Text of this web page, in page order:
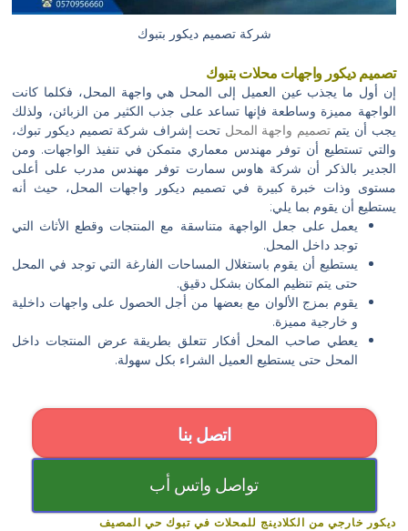
شركة تصميم ديكور بتبوك
تصميم ديكور واجهات محلات بتبوك
إن أول ما يجذب عين العميل إلى المحل هي واجهة المحل، فكلما كانت
الواجهة مميزة وساطعة فإنها تساعد على جذب الكثير من الزبائن، ولذلك
يجب أن يتمتصميم واجهة المحل تحت إشراف شركة تصميم ديكور تبوك،
والتي تستطيع أن توفر مهندس معماري متمكن في تنفيذ الواجهات. ومن
الجدير بالذكر أن شركة هاوس سمارت توفر مهندس مدرب على أعلى
مستوى وذات خبرة كبيرة في تصميم ديكور واجهات المحل، حيث أنه
يستطيع أن يقوم بما يلي:
يعمل على جعل الواجهة متناسقة مع المنتجات وقطع الأثاث التي
توجد داخل المحل.
يستطيع أن يقوم باستغلال المساحات الفارغة التي توجد في المحل
حتى يتم تنظيم المكان بشكل دقيق.
يقوم بمزج الألوان مع بعضها من أجل الحصول على واجهات داخلية
و خارجية مميزة.
يعطي صاحب المحل أفكار تتعلق بطريقة عرض المنتجات داخل
المحل حتى يستطيع العميل الشراء بكل سهولة.
اتصل بنا
تواصل واتس أب
ديكور خارجي من الكلادينج للمحلات في تبوك حي المصيف